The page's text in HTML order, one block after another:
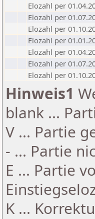
Elozahl per
Elozahl per
Elozahl per
Elozahl per
Elozahl per
Elozahl per
Elozahl per
Hinweis1
blank ...
V ... Partie
- ... Partie
E ... Partie
K ...